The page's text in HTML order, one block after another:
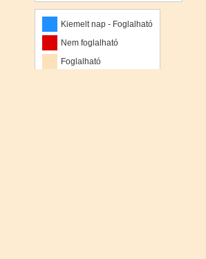
Kiemelt nap - Foglalható
Nem foglalható
Foglalható